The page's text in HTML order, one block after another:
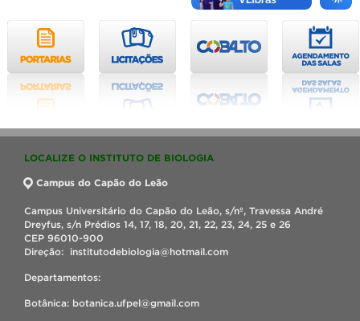
LOCALIZE O INSTITUTO DE BIOLOGIA
Campus do Capão do Leão
Campus Universitário do Capão do Leão, s/nº, Travessa André
Dreyfus, s/n Prédios 14, 17, 18, 20, 21, 22, 23, 24, 25 e 26
CEP 96010-900
Direção: institutodebiologia@hotmail.com
Departamentos:
Botânica: botanica.ufpel@gmail.com